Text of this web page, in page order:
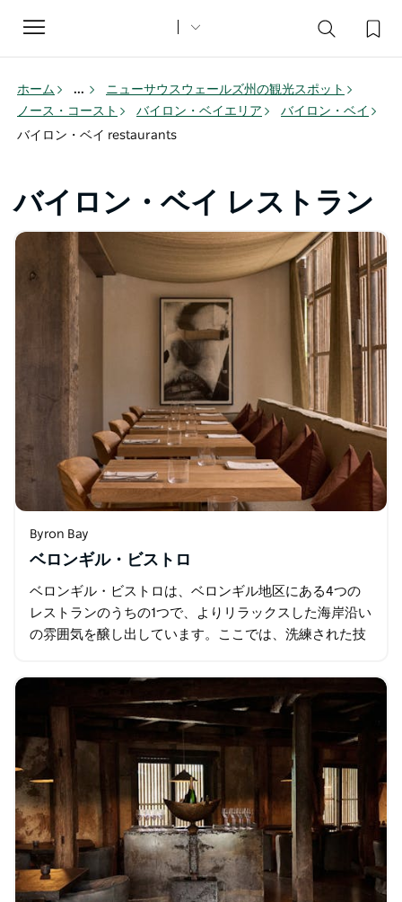
Toggle
navigation
ホーム ...
ニューサウスウェールズ州の観光スポット
ノース・コースト
バイロン・ベイエリア
バイロン・ベイ
バイロン・ベイ restaurants
バイロン・ベイ レストラン
Byron Bay
ベロンギル・ビストロ
ベロンギル・ビストロは、ベロンギル地区にある4つの
レストランのうちの1つで、よりリラックスした海岸沿い
の雰囲気を醸し出しています。ここでは、洗練された技
温かく親しみやすい空間は…